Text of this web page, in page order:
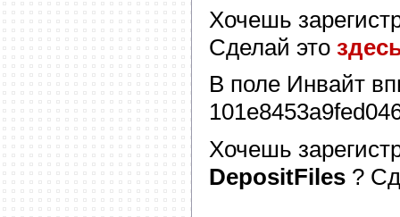
Хочешь
Сделай это
В поле Инвайт
Хочешь
DepositFiles ?